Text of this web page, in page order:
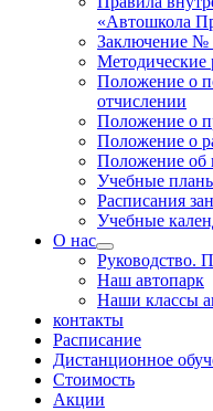
«Автошкола
Заключение №
Методические
Положение о
отчислении
Положение о
Положение о
Положение об
Учебные
Расписания
Учебные
О нас
Руководство.
Наш автопарк
Наши классы
контакты
Расписание
Дистанционное
Стоимость
Акции